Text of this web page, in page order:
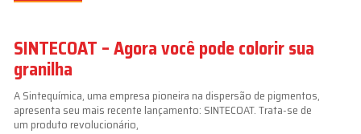
SINTECOAT – Agora você pode colorir sua
granilha
A Sintequímica, uma empresa pioneira na dispersão de pigmentos,
apresenta seu mais recente lançamento: SINTECOAT. Trata-se de
um produto revolucionário,